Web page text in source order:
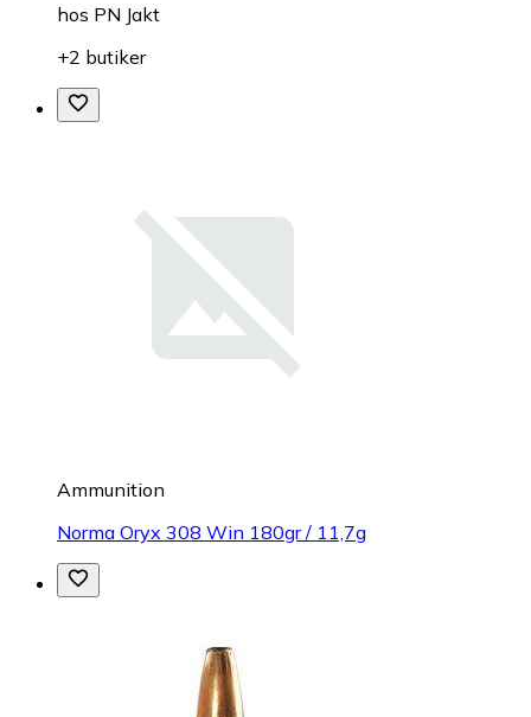
hos PN Jakt
+2 butiker
Ammunition
Norma Oryx 308 Win 180gr / 11,7g